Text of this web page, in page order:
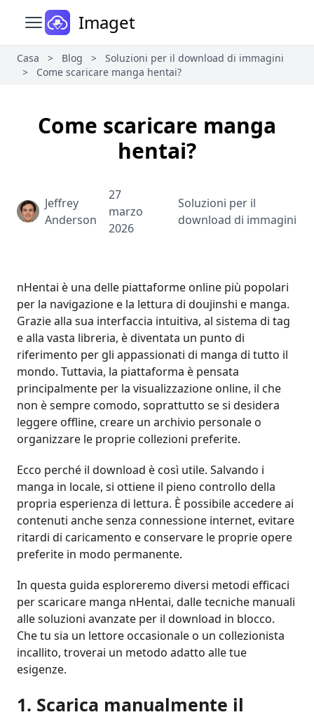
Apri il menu principale
Imaget
Casa > Blog >
Soluzioni per il download di immagini
>
Come scaricare manga hentai?
Come scaricare manga
hentai?
Jeffrey
Anderson
27
marzo
2026
Soluzioni per il
download di immagini
nHentai è una delle piattaforme online più popolari
per la navigazione e la lettura di doujinshi e manga.
Grazie alla sua interfaccia intuitiva, al sistema di tag
e alla vasta libreria, è diventata un punto di
riferimento per gli appassionati di manga di tutto il
mondo. Tuttavia, la piattaforma è pensata
principalmente per la visualizzazione online, il che
non è sempre comodo, soprattutto se si desidera
leggere offline, creare un archivio personale o
organizzare le proprie collezioni preferite.
Ecco perché il download è così utile. Salvando i
manga in locale, si ottiene il pieno controllo della
propria esperienza di lettura. È possibile accedere ai
contenuti anche senza connessione internet, evitare
ritardi di caricamento e conservare le proprie opere
preferite in modo permanente.
In questa guida esploreremo diversi metodi efficaci
per scaricare manga nHentai, dalle tecniche manuali
alle soluzioni avanzate per il download in blocco.
Che tu sia un lettore occasionale o un collezionista
incallito, troverai un metodo adatto alle tue
esigenze.
1. Scarica manualmente il